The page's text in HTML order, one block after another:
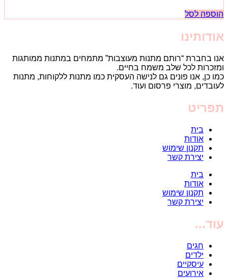
הוספה לסל
אודותינו
אנו בחברת “רותם מתנות מעוצבות” מתמחים במתנות ממותגות
ומזכרות לכל שלב משמח בחיים.
כמו כן, אנו פונים גם לנישה העסקית כמו מתנות ללקוחות, מתנות
לעובדים, מוצרי פרסום ועוד.
תפריט
בית
אודות
תקנון שימוש
יצירת קשר
בית
אודות
תקנון שימוש
יצירת קשר
עוד...
חגים
ילדים
עיסקיים
אירועים